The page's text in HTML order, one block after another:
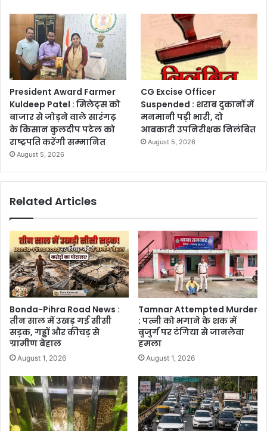
President Award Farmer
Kuldeep Patel : मिलेट्स को
बाजार से जोड़ने वाले सारंगढ़
के किसान कुलदीप पटेल को
राष्ट्रपति करेंगी सम्मानित
August 5, 2026
CG Excise Officer
Suspended : शराब दुकानों में
मनमानी पड़ी भारी, दो
आबकारी उपनिरीक्षक निलंबित
August 5, 2026
Related Articles
Bonda-Pihra Road News :
तीन साल में उखड़ गई सीसी
सड़क, गड्ढों और कीचड़ से
ग्रामीण बेहाल
August 1, 2026
Tamnar Attempted Murder
: पत्नी को भगाने के शक में
बुजुर्ग पर टंगिया से जानलेवा
हमला
August 1, 2026